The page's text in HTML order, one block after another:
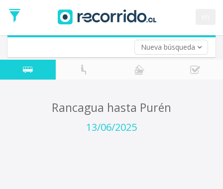
Nueva búsqueda
de
Ida
Vuelta (opcional)
Fecha
de
Rancagua hasta Purén
13/06/2025